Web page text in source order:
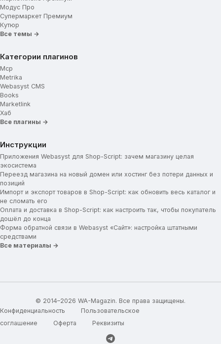
Модус Про
Супермаркет Премиум
Кутюр
Все темы →
Категории плагинов
Mcp
Metrika
Webasyst CMS
Books
Marketlink
Хаб
Все плагины →
Инструкции
Приложения Webasyst для Shop-Script: зачем магазину целая
экосистема
Переезд магазина на новый домен или хостинг без потери данных и
позиций
Импорт и экспорт товаров в Shop-Script: как обновить весь каталог и
не сломать его
Оплата и доставка в Shop-Script: как настроить так, чтобы покупатель
дошёл до конца
Форма обратной связи в Webasyst «Сайт»: настройка штатными
средствами
Все материалы →
© 2014–2026 WA-Magazin. Все права защищены.
Конфиденциальность
Пользовательское
соглашение
Оферта Реквизиты